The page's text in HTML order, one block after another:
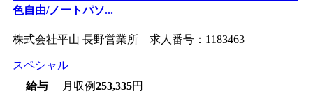
色自由/ノートパソ...
株式会社平山 長野営業所 求人番号：1183463
スペシャル
給与
月収例253,335円